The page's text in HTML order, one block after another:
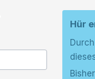
Hür